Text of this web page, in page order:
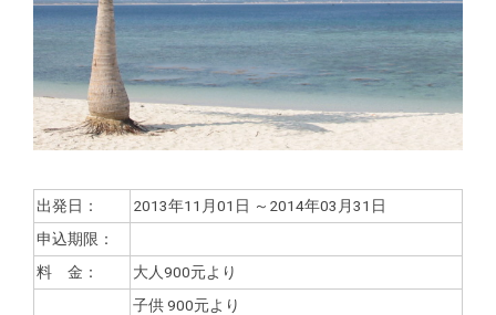
出発日：
2013年11月01日 ～2014年03月31日
申込期限：
料 金：
大人900元より
子供900元より